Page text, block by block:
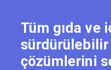
Tüm gıda ve
çözümlerini